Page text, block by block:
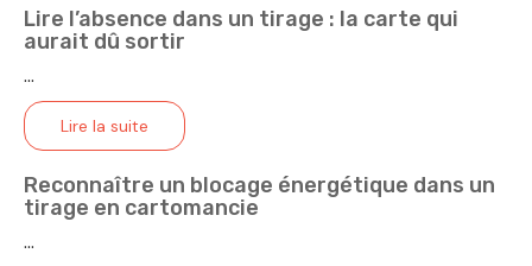
Lire l’absence dans un tirage : la carte qui
aurait dû sortir
...
Lire la suite
Reconnaître un blocage énergétique dans un
tirage en cartomancie
...